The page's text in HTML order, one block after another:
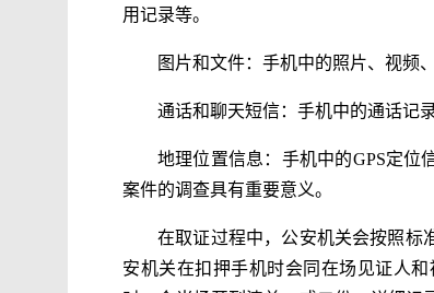
用记录等。
图片和文件：手机中的照片、视频
通话和聊天短信：手机中的通话记
地理位置信息：手机中的GPS定位
案件的调查具有重要意义。
在取证过程中，公安机关会按照标
安机关在扣押手机时会同在场见证人